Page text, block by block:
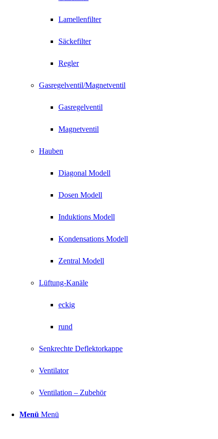
Lamellenfilter
Säckefilter
Regler
Gasregelventil/Magnetventil
Gasregelventil
Magnetventil
Hauben
Diagonal Modell
Dosen Modell
Induktions Modell
Kondensations Modell
Zentral Modell
Lüftung-Kanäle
eckig
rund
Senkrechte Deflektorkappe
Ventilator
Ventilation – Zubehör
Menü Menü